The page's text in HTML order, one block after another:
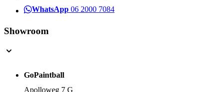
WhatsApp 06 2000 7084
Showroom
GoPaintball
Apolloweg 7 G